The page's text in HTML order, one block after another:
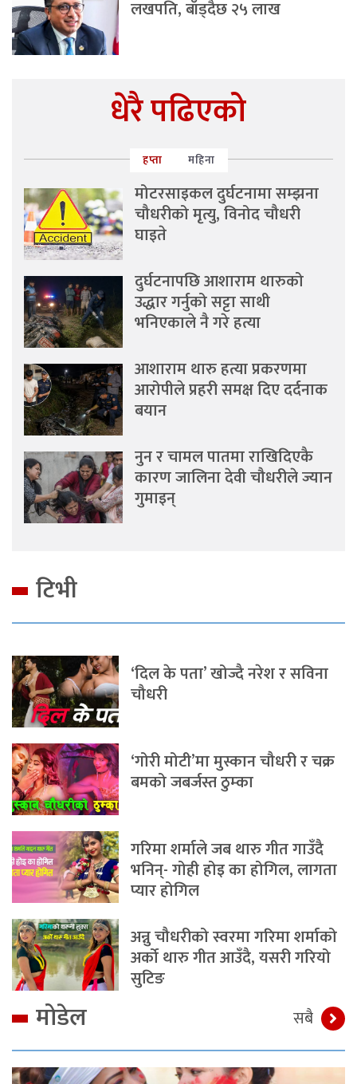
लखपति, बाँड्दैछ २५ लाख
धेरै पढिएको
हप्ता महिना
मोटरसाइकल दुर्घटनामा सम्झना
चौधरीको मृत्यु, विनोद चौधरी
घाइते
दुर्घटनापछि आशाराम थारुको
उद्धार गर्नुको सट्टा साथी
भनिएकाले नै गरे हत्या
आशाराम थारु हत्या प्रकरणमा
आरोपीले प्रहरी समक्ष दिए दर्दनाक
बयान
नुन र चामल पातमा राखिदिएकै
कारण जालिना देवी चौधरीले ज्यान
गुमाइन्
टिभी
‘दिल के पता’ खोज्दै नरेश र सविना
चौधरी
‘गोरी मोटी’मा मुस्कान चौधरी र चक्र
बमको जबर्जस्त ठुम्का
गरिमा शर्माले जब थारु गीत गाउँदै
भनिन्- गोही होइ का होगिल, लागता
प्यार होगिल
अन्नु चौधरीको स्वरमा गरिमा शर्माको
अर्को थारु गीत आउँदै, यसरी गरियो
सुटिङ
मोडेल सबै